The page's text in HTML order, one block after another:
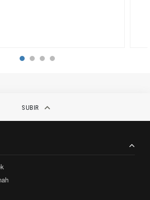
SUBIR keyboard_arrow_up